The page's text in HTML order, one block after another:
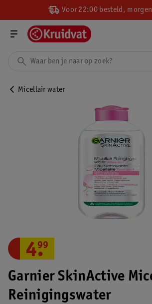
Voor 22:00 besteld,
Micellair water
Garnier SkinActive
Reinigingswater
4.
99